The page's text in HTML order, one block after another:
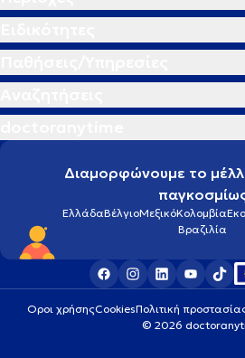
Διαμορφώνουμε το
ΕλλάδαΒέλγιοΜεξικόΚολομβία
Βραζιλία
Οροι χρήσηςCookiesΠολιτική
© 2026